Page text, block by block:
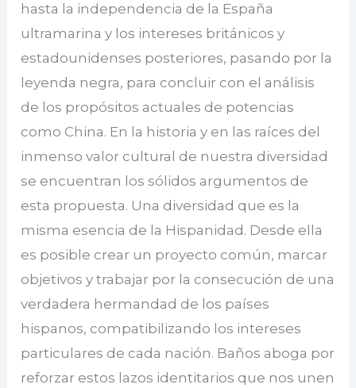
hasta la independencia de la España
ultramarina y los intereses británicos y
estadounidenses posteriores, pasando por la
leyenda negra, para concluir con el análisis
de los propósitos actuales de potencias
como China. En la historia y en las raíces del
inmenso valor cultural de nuestra diversidad
se encuentran los sólidos argumentos de
esta propuesta. Una diversidad que es la
misma esencia de la Hispanidad. Desde ella
es posible crear un proyecto común, marcar
objetivos y trabajar por la consecución de una
verdadera hermandad de los países
hispanos, compatibilizando los intereses
particulares de cada nación. Baños aboga por
reforzar estos lazos identitarios que nos unen